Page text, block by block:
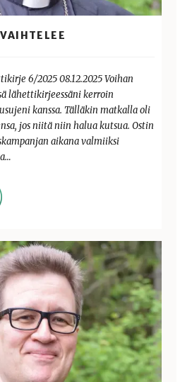
6/2025 08.12.2025 Voihan
lähettikirjeessäni kerroin
kanssa. Tälläkin matkalla oli
jos niitä niin halua kutsua. Ostin
aikana valmiiksi